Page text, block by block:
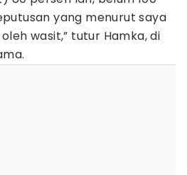
yang menurut saya
wasit,” tutur Hamka, di